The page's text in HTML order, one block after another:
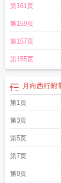
金丙百度资源
月向
第161页
第159页
第157页
第155页
月向西行附
第1页
第3页
第5页
第7页
第9页